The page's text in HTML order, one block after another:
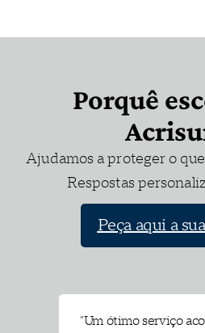
Acidentes
Trabalho
Subscreva
coberturas
que
ajudam a
sua
segurança,
enquanto
própria, no
exercício
da sua
Porquê
Ajudamos a proteger o
Respostas
Peça aqui a
"Um ótimo serviço